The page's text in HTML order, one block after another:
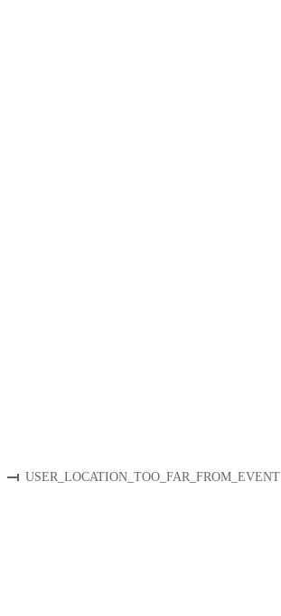
USER_LOCATION_TOO_FAR_FROM_EVENT